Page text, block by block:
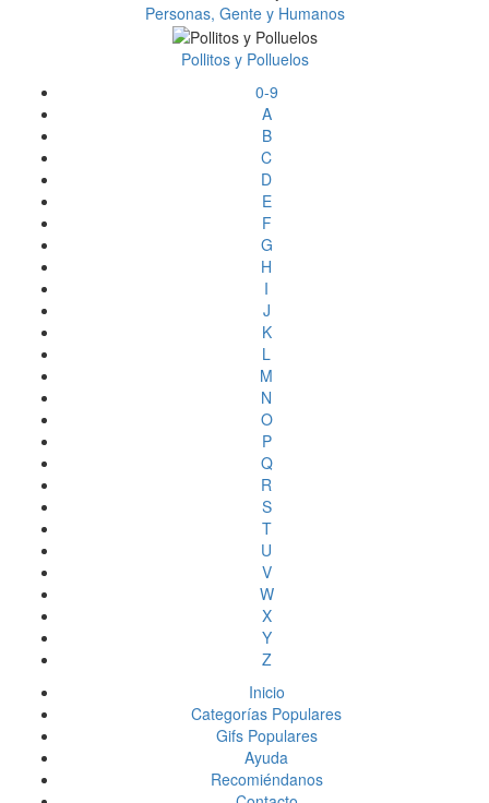
Personas, Gente y Humanos
Pollitos y Polluelos
0-9
A
B
C
D
E
F
G
H
I
J
K
L
M
N
O
P
Q
R
S
T
U
V
W
X
Y
Z
Inicio
Categorías Populares
Gifs Populares
Ayuda
Recomiéndanos